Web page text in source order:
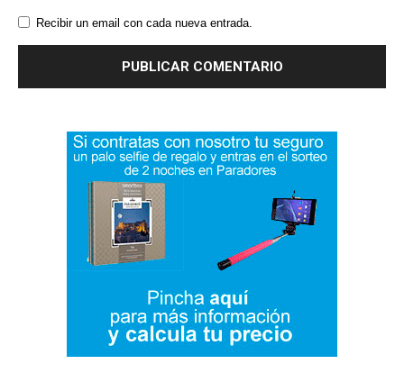
Recibir un email con cada nueva entrada.